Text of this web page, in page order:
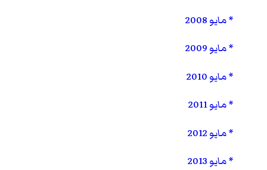
مايو 2008
مايو 2009
مايو 2010
مايو 2011
مايو 2012
مايو 2013